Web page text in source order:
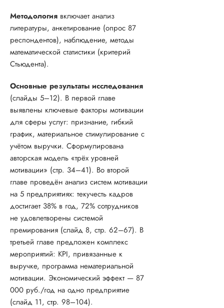
Методология включает анализ
литературы, анкетирование (опрос 87
респондентов), наблюдение, методы
математической статистики (критерий
Стьюдента).
Основные результаты исследования
(слайды 5–12). В первой главе
выявлены ключевые факторы мотивации
для сферы услуг: признание, гибкий
график, материальное стимулирование с
учётом выручки. Сформулирована
авторская модель «трёх уровней
мотивации» (стр. 34–41). Во второй
главе проведён анализ систем мотивации
на 5 предприятиях: текучесть кадров
достигает 38% в год, 72% сотрудников
не удовлетворены системой
премирования (слайд 8, стр. 62–67). В
третьей главе предложен комплекс
мероприятий: KPI, привязанные к
выручке, программа нематериальной
мотивации. Экономический эффект — 87
000 руб./год на одно предприятие
(слайд 11, стр. 98–104).